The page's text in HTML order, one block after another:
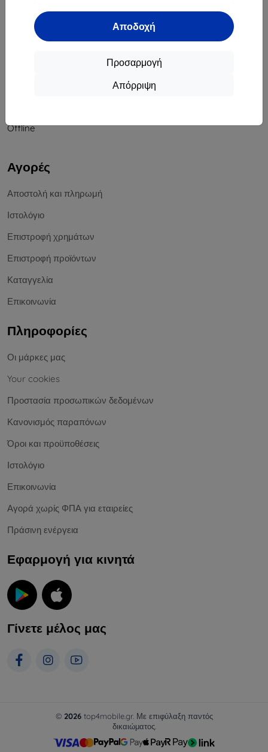
Αποδοχή
Προσαρμογή
Απόρριψη
Επικοινωνία
info@top4mobile.eu
Offline
Αγορές
Αποστολή και πληρωμή
Ιστολόγιο
Επιστροφή χρημάτων
Επιστροφή προϊόντων
Καταγγελία
Επικοινωνία
Πληροφορίες
Οι μάρκες μας
Your cookies
Προστασία προσωπικών δεδομένων
Κανονισμός παραπόνων
Όροι και προϋποθέσεις
Ιστολόγιο
Επικοινωνία
Αγορά χωρίς ΦΠΑ για εταιρείες
Πράσινη ενέργεια
Εφαρμογή για κινητά
Γίνετε μέλος μας
© 2026top4mobile.gr. Με επιφύλαξη παντός
δικαιώματος.